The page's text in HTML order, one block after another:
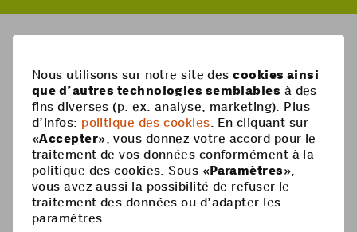
Pied
de
page
Mobile
Abonnements mobiles
Carte Prepaid
Options
Aide
Supercard
Recharge Prepaid
Coop Mobile
Contact
Nous utilisons sur notre site descookies ainsi
que d’autres technologies semblables à des
fins diverses (p. ex. analyse, marketing). Plus
d’infos: politique des cookies . En cliquant sur
«Accepter», vous donnez votre accord pour le
traitement de vos données conformément à la
politique des cookies. Sous «Paramètres»,
vous avez aussi la possibilité de refuser le
traitement des données ou d’adapter les
paramètres.